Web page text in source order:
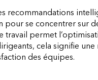
recommandations
se concentrer sur
permet
cela signifie
des équipes.